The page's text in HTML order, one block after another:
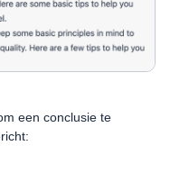
een conclusie te